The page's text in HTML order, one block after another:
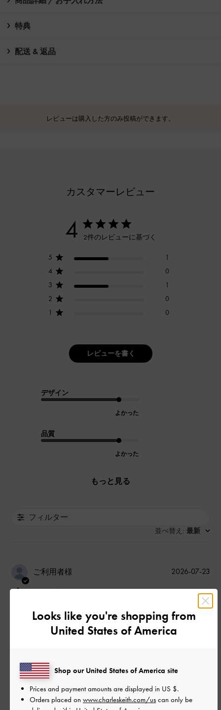
特典
配送 & 返品
レビューは購入した方のみ投稿ができます。
カスタマーレビュー
4 2件のレビューに基づく
5
1
4
0
3
1
2
0
1
0
レビューを書く
デザイン
よかった
品質
よかった
もっと見る
フィルター
並べ替え : 最新
ご利用者様
歩きやすい
デザイン
普通
公
日
2026-07-23
Looks like you're shopping from
United States of America
Shop our United States of America site
Prices and payment amounts are displayed in US $.
Orders placed on www.charleskeith.com/us can only be